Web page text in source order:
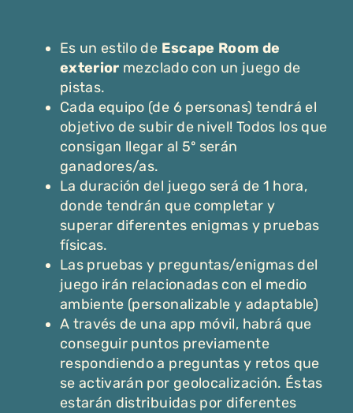
Es un estilo de Escape Room de
exterior mezclado con un juego de
pistas.
Cada equipo (de 6 personas) tendrá el
objetivo de subir de nivel! Todos los que
consigan llegar al 5º serán
ganadores/as.
La duración del juego será de 1 hora,
donde tendrán que completar y
superar diferentes enigmas y pruebas
físicas.
Las pruebas y preguntas/enigmas del
juego irán relacionadas con el medio
ambiente (personalizable y adaptable)
A través de una app móvil, habrá que
conseguir puntos previamente
respondiendo a preguntas y retos que
se activarán por geolocalización. Éstas
estarán distribuidas por diferentes